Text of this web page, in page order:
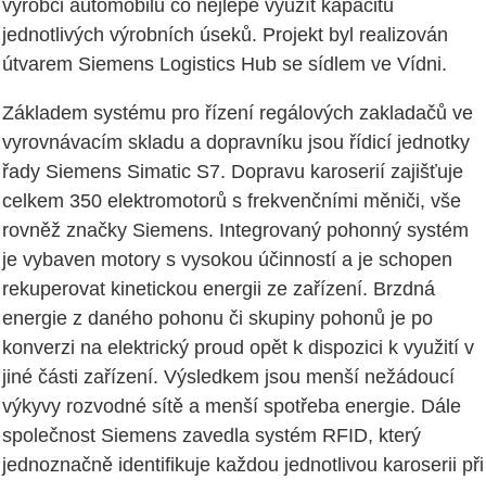
výrobci automobilů co nejlépe využít kapacitu
jednotlivých výrobních úseků. Projekt byl realizován
útvarem Siemens Logistics Hub se sídlem ve Vídni.
Základem systému pro řízení regálových zakladačů ve
vyrovnávacím skladu a dopravníku jsou řídicí jednotky
řady Siemens Simatic S7. Dopravu karoserií zajišťuje
celkem 350 elektromotorů s frekvenčními měniči, vše
rovněž značky Siemens. Integrovaný pohonný systém
je vybaven motory s vysokou účinností a je schopen
rekuperovat kinetickou energii ze zařízení. Brzdná
energie z daného pohonu či skupiny pohonů je po
konverzi na elektrický proud opět k dispozici k využití v
jiné části zařízení. Výsledkem jsou menší nežádoucí
výkyvy rozvodné sítě a menší spotřeba energie. Dále
společnost Siemens zavedla systém RFID, který
jednoznačně identifikuje každou jednotlivou karoserii při